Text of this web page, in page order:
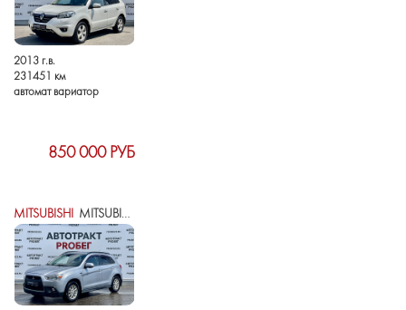
2013 г.в.
231451 км
автомат вариатор
850 000 РУБ
MITSUBISHI MITSUBISHI ASX I